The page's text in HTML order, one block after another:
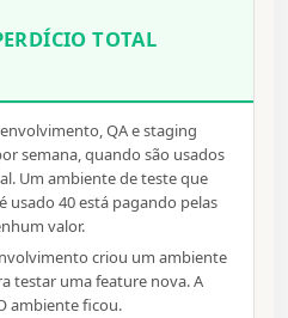
TOTAL
QA e staging
semana, quando são usados
Um ambiente de teste que
usado 40 está pagando pelas
valor.
criou um ambiente
testar uma feature nova. A
ambiente ficou.